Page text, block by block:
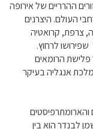
ההרריים של אירופה
העולם. היצרנים
צרפת, קרואטיה
שפירושו לרחוץ.
הרומאים
אנגליה בעיקר
לבנדר הוא בין